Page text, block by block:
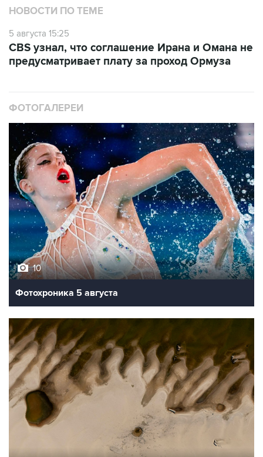
НОВОСТИ ПО ТЕМЕ
5 августа 15:25
CBS узнал, что соглашение Ирана и Омана не
предусматривает плату за проход Ормуза
ФОТОГАЛЕРЕИ
10
Фотохроника 5 августа